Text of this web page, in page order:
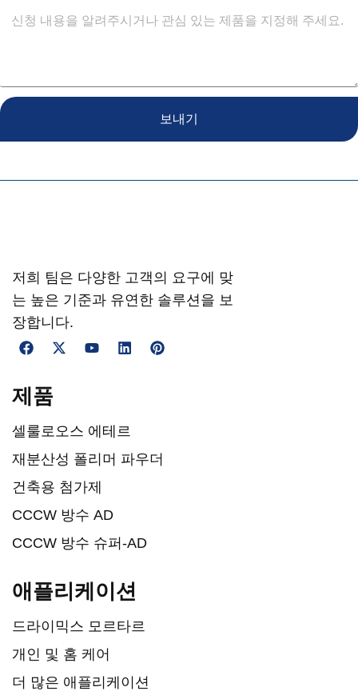
보내기
저희 팀은 다양한 고객의 요구에 맞
는 높은 기준과 유연한 솔루션을 보
장합니다.
제품
셀룰로오스 에테르
재분산성 폴리머 파우더
건축용 첨가제
CCCW 방수 AD
CCCW 방수 슈퍼-AD
애플리케이션
드라이믹스 모르타르
개인 및 홈 케어
더 많은 애플리케이션